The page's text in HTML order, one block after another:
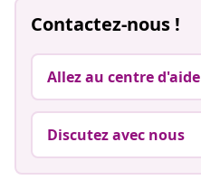
Contactez-nous !
Allez au centre d'aide
Discutez avec nous